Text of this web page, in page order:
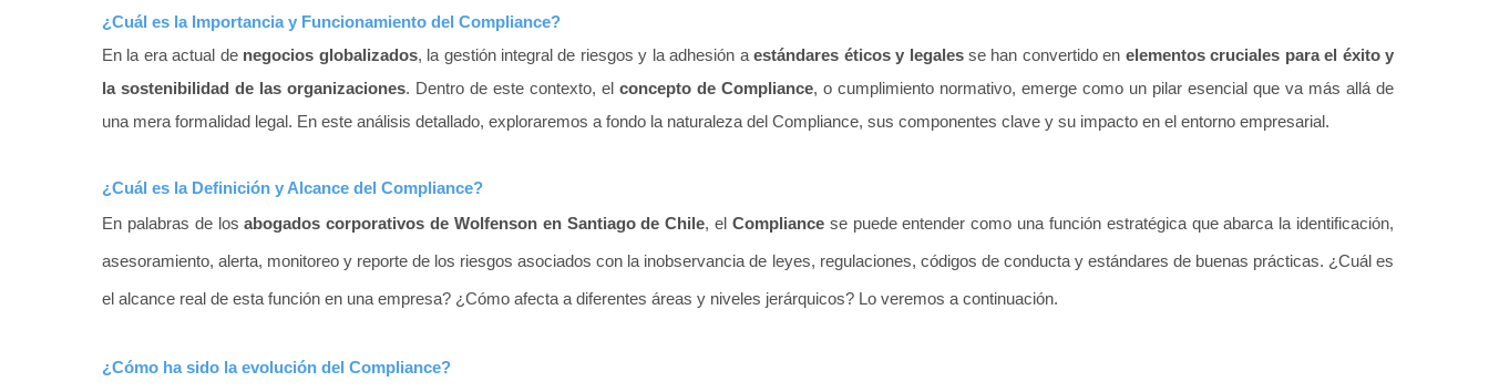
¿Cuál es la Importancia y Funcionamiento del Compliance?
En la era actual de negocios globalizados, la gestión integral de riesgos y la adhesión aestándares éticos y legalesse han convertido en elementos cruciales para el éxito y
la sostenibilidad de las organizaciones. Dentro de este contexto, el concepto de Compliance, o cumplimiento normativo, emerge como un pilar esencial que va más allá de
una mera formalidad legal. En este análisis detallado, exploraremos a fondo la naturaleza del Compliance, sus componentes clave y su impacto en el entorno empresarial.
¿Cuál es la Definición y Alcance del Compliance?
En palabras de losabogados corporativos de Wolfenson en Santiago de Chile, el Compliancese puede entender como una función estratégica que abarca la identificación,
asesoramiento, alerta, monitoreo y reporte de los riesgos asociados con la inobservancia de leyes, regulaciones, códigos de conducta y estándares de buenas prácticas. ¿Cuál es
el alcance real de esta función en una empresa? ¿Cómo afecta a diferentes áreas y niveles jerárquicos? Lo veremos a continuación.
¿Cómo ha sido la evolución del Compliance?